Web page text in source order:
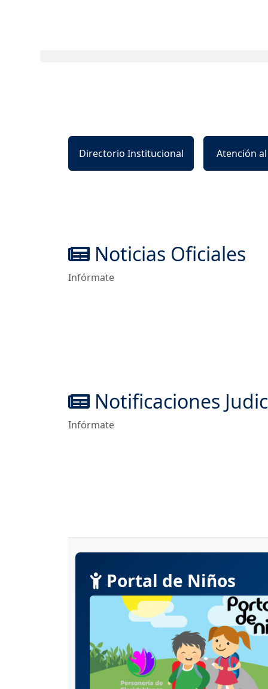
Directorio Institucional Atención
Noticias Oficiales
Infórmate
Notificaciones
Infórmate
Portal de Niños